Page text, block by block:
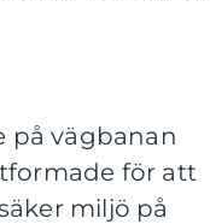
på vägbanan
för att
miljö på